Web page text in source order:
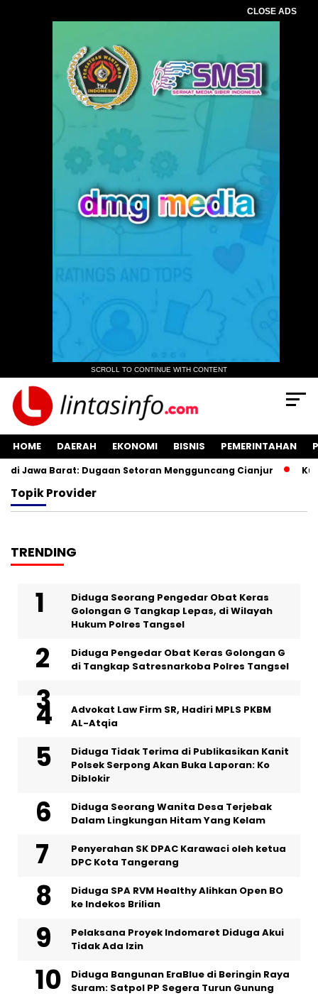
CLOSE ADS
SCROLL TO CONTINUE WITH CONTENT
HOME DAERAH EKONOMI BISNIS PEMERINTAHAN
Jawa Barat: Dugaan Setoran Mengguncang Cianjur
TopikProvider
TRENDING
‎Diduga Seorang Pengedar Obat Keras
Golongan G Tangkap Lepas, di Wilayah
Hukum Polres Tangsel
Diduga Pengedar Obat Keras Golongan G
di Tangkap Satresnarkoba Polres Tangsel
Advokat Law Firm SR, Hadiri MPLS PKBM
AL-Atqia
Diduga Tidak Terima di Publikasikan Kanit
Polsek Serpong Akan Buka Laporan: Ko
Diblokir
‎Diduga Seorang Wanita Desa Terjebak
Dalam Lingkungan Hitam Yang Kelam
Penyerahan SK DPAC Karawaci oleh ketua
DPC Kota Tangerang
Diduga SPA RVM Healthy Alihkan Open BO
ke Indekos Brilian
‎Pelaksana Proyek Indomaret Diduga Akui
Tidak Ada Izin
Diduga Bangunan EraBlue di Beringin Raya
Suram: Satpol PP Segera Turun Gunung